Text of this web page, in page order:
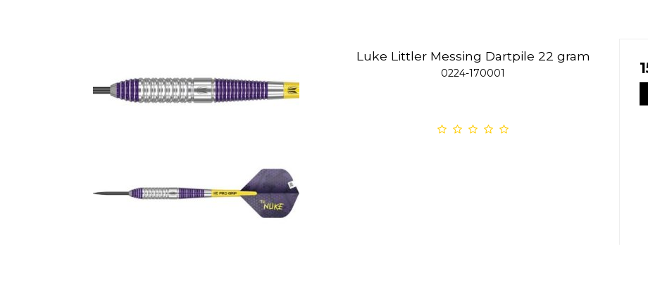
Luke Littler Messing Dartpile 22 gram
0224-170001